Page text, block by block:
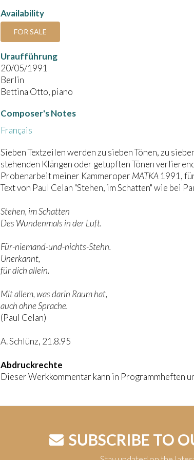
Availability
FOR SALE
Uraufführung
20/05/1991
Berlin
Bettina Otto, piano
Composer's Notes
Français
Sieben Textzeilen werden zu sieben Tönen, zu
stehenden Klängen oder getupften Tönen
Probenarbeit meiner Kammeroper MATKA 1991,
Text von Paul Celan "Stehen, im Schatten" wie bei
Stehen, im Schatten
Des Wundenmals in der Luft.
Für-niemand-und-nichts-Stehn.
Unerkannt,
für dich allein.
Mit allem, was darin Raum hat,
auch ohne Sprache.
(Paul Celan)
A. Schlünz, 21.8.95
Abdruckrechte
Dieser Werkkommentar kann in Programmheften
SUBSCRIBE TO